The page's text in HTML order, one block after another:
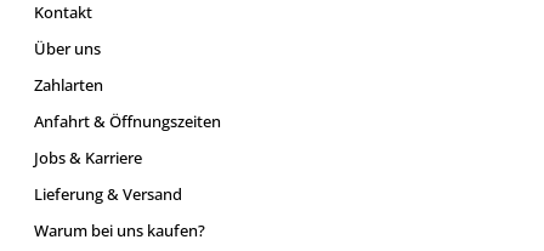
Kontakt
Über uns
Zahlarten
Anfahrt & Öffnungszeiten
Jobs & Karriere
Lieferung & Versand
Warum bei uns kaufen?